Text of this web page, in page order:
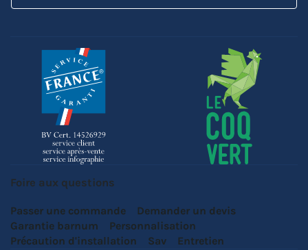
Foire aux questions
Passer une commande
Demander un devis
Garantie barnum
Personnalisation
Précaution d'installation
Sav Entretien